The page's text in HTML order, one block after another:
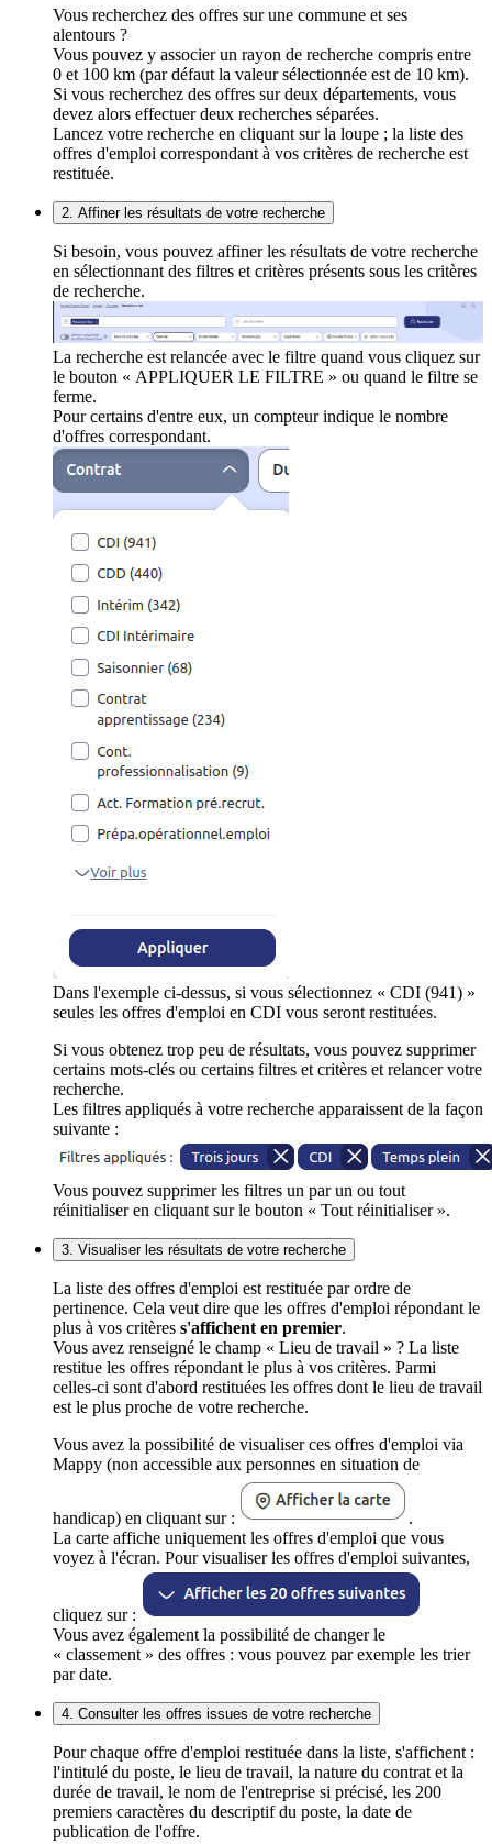
Vous recherchez des offres sur une commune et ses
alentours ?
Vous pouvez y associer un rayon de recherche compris entre
0 et 100 km (par défaut la valeur sélectionnée est de 10 km).
Si vous recherchez des offres sur deux départements, vous
devez alors effectuer deux recherches séparées.
Lancez votre recherche en cliquant sur la loupe ; la liste des
offres d'emploi correspondant à vos critères de recherche est
restituée.
2. Affiner les résultats de votre recherche
Si besoin, vous pouvez affiner les résultats de votre recherche
en sélectionnant des filtres et critères présents sous les critères
de recherche.
La recherche est relancée avec le filtre quand vous cliquez sur
le bouton « APPLIQUER LE FILTRE » ou quand le filtre se
ferme.
Pour certains d'entre eux, un compteur indique le nombre
d'offres correspondant.
Dans l'exemple ci-dessus, si vous sélectionnez « CDI (941) »
seules les offres d'emploi en CDI vous seront restituées.
Si vous obtenez trop peu de résultats, vous pouvez supprimer
certains mots-clés ou certains filtres et critères et relancer votre
recherche.
Les filtres appliqués à votre recherche apparaissent de la façon
suivante :
Vous pouvez supprimer les filtres un par un ou tout
réinitialiser en cliquant sur le bouton « Tout réinitialiser ».
3. Visualiser les résultats de votre recherche
La liste des offres d'emploi est restituée par ordre de
pertinence. Cela veut dire que les offres d'emploi répondant le
plus à vos critères s'affichent en premier.
Vous avez renseigné le champ « Lieu de travail » ? La liste
restitue les offres répondant le plus à vos critères. Parmi
celles-ci sont d'abord restituées les offres dont le lieu de travail
est le plus proche de votre recherche.
Vous avez la possibilité de visualiser ces offres d'emploi via
Mappy (non accessible aux personnes en situation de
handicap) en cliquant sur :
.
La carte affiche uniquement les offres d'emploi que vous
voyez à l'écran. Pour visualiser les offres d'emploi suivantes,
cliquez sur :
Vous avez également la possibilité de changer le
« classement » des offres : vous pouvez par exemple les trier
par date.
4. Consulter les offres issues de votre recherche
Pour chaque offre d'emploi restituée dans la liste, s'affichent :
l'intitulé du poste, le lieu de travail, la nature du contrat et la
durée de travail, le nom de l'entreprise si précisé, les 200
premiers caractères du descriptif du poste, la date de
publication de l'offre.